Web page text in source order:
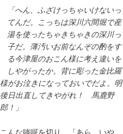
「へん、ふざけっちゃいけないっ
てんだ。こっちは深川六間堀で産
湯を使ったちゃきちゃきの深川っ
子だ。薄汚いお前なんぞの酌をす
る今津屋のおこん様に考え違いを
しやがったか。背に彫った金比羅
様がお泣きになっておいでだよ。明
後日出直してきやがれ！ 馬鹿野
郎！」
こんな啖呵を切り、「あら、いや